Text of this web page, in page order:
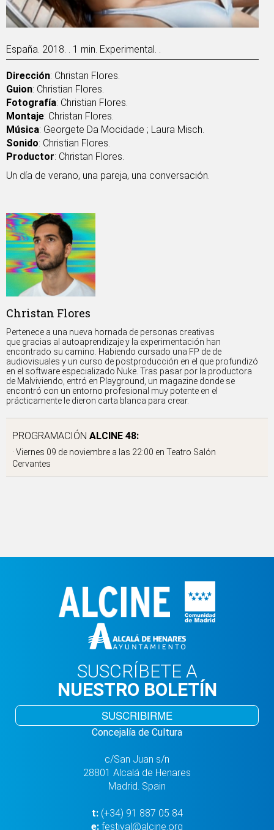
España. 2018. . 1 min. Experimental. .
Dirección: Christan Flores.
Guion: Christian Flores.
Fotografía: Christian Flores.
Montaje: Christan Flores.
Música: Georgete Da Mocidade ; Laura Misch.
Sonido: Christian Flores.
Productor: Christan Flores.
Un día de verano, una pareja, una conversación.
Christan Flores
Pertenece a una nueva hornada de personas creativas
que gracias al autoaprendizaje y la experimentación han
encontrado su camino. Habiendo cursado una FP de de
audiovisuales y un curso de postproducción en el que profundizó
en el software especializado Nuke. Tras pasar por la productora
de Malviviendo, entró en Playground, un magazine donde se
encontró con un entorno profesional muy potente en el
prácticamente le dieron carta blanca para crear.
PROGRAMACIÓN ALCINE 48:
· Viernes 09 de noviembre a las 22:00 en Teatro Salón
Cervantes
SUSCRÍBETE A
NUESTRO BOLETÍN
SUSCRIBIRME
Concejalía de Cultura
c/San Juan s/n
28801 Alcalá de Henares
Madrid. Spain
t:(+34) 91 887 05 84
e: festival@alcine.org